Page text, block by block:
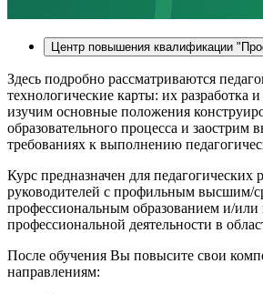
Центр повышения квалификации
Здесь подробно рассматриваются
технологические карты: их
изучим основные положения
образовательного процесса и заострим
требованиях к выполнению
Курс предназначен для педагогических
руководителей с профильным высшим/
профессиональным образованием и/
профессиональной деятельности в
После обучения Вы повысите свои
направлениям: